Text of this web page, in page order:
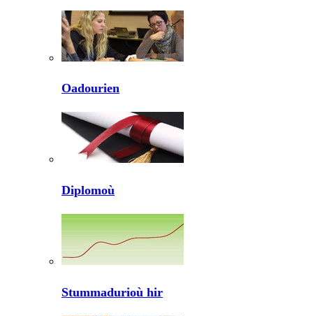
Oadourien
Diplomoù
Stummadurioù hir